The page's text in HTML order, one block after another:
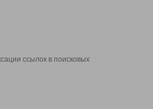
ссылок в поисковых